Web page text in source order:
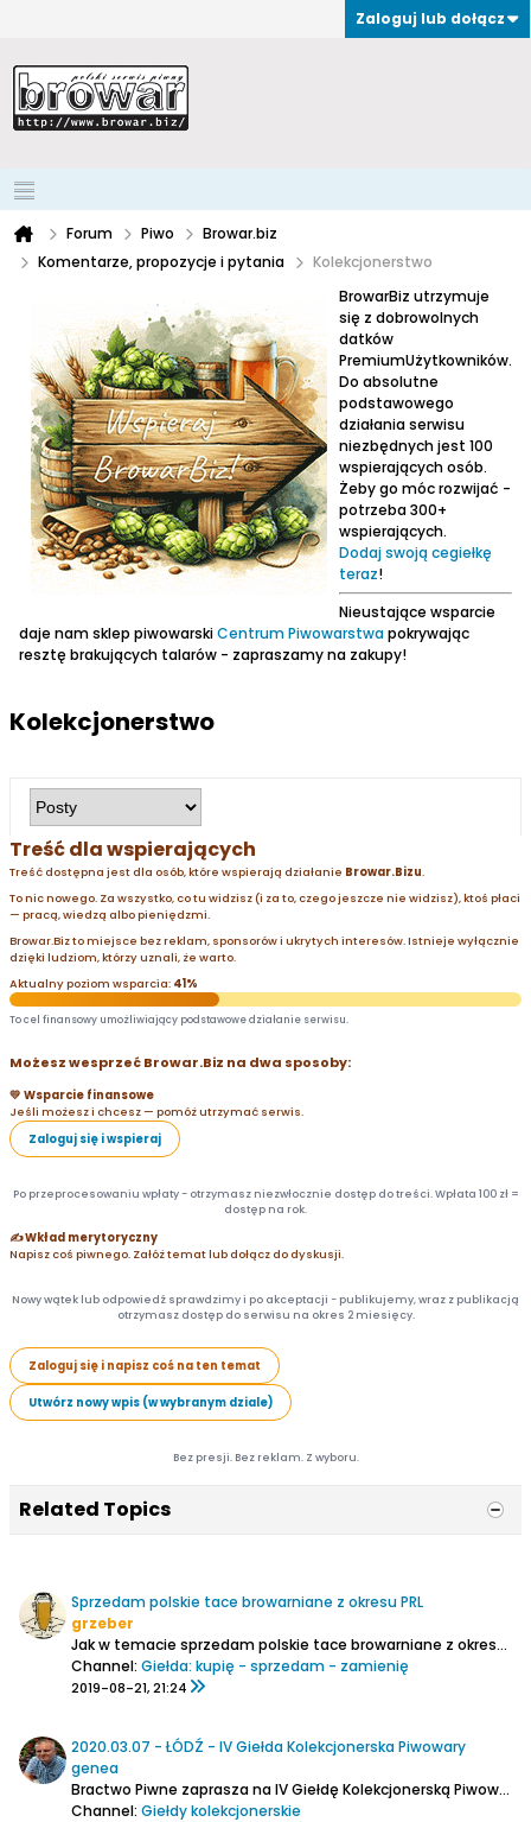
Zaloguj lub dołącz
Forum Piwo
Browar.biz
Komentarze, propozycje i pytania
Kolekcjonerstwo
BrowarBiz utrzymuje
się z dobrowolnych
datków
PremiumUżytkowników.
Do absolutne
podstawowego
działania serwisu
niezbędnych jest 100
wspierających osób.
Żeby go móc rozwijać -
potrzeba 300+
wspierających.
Dodaj swoją cegiełkę
teraz!
Nieustające wsparcie
daje nam sklep piwowarskiCentrum Piwowarstwapokrywając
resztę brakujących talarów - zapraszamy na zakupy!
Kolekcjonerstwo
Treść dla wspierających
Treść dostępna jest dla osób, które wspierają działanie Browar.Bizu.
To nic nowego. Za wszystko, co tu widzisz (i za to, czego jeszcze nie widzisz), ktoś płaci
— pracą, wiedzą albo pieniędzmi.
Browar.Biz to miejsce bez reklam, sponsorów i ukrytych interesów. Istnieje wyłącznie
dzięki ludziom, którzy uznali, że warto.
Aktualny poziom wsparcia: 41%
To cel finansowy umożliwiający podstawowe działanie serwisu.
Możesz wesprzeć Browar.Biz na dwa sposoby:
💛 Wsparcie finansowe
Jeśli możesz i chcesz — pomóż utrzymać serwis.
Zaloguj się i wspieraj
Po przeprocesowaniu wpłaty - otrzymasz niezwłocznie dostęp do treści. Wpłata 100 zł =
dostęp na rok.
✍️ Wkład merytoryczny
Napisz coś piwnego. Załóż temat lub dołącz do dyskusji.
Nowy wątek lub odpowiedź sprawdzimy i po akceptacji - publikujemy, wraz z publikacją
otrzymasz dostęp do serwisu na okres 2 miesięcy.
Zaloguj się i napisz coś na ten temat
Utwórz nowy wpis (w wybranym dziale)
Bez presji. Bez reklam. Z wyboru.
Related Topics
Sprzedam polskie tace browarniane z okresu PRL
grzeber
Jak w temacie sprzedam polskie tace browarniane z okresu PRL. Większość tac ma z tyłu nalepiony niewidoczny od przodu haczyk do powieszenia.
Channel: Giełda: kupię - sprzedam - zamienię
2019-08-21, 21:24
2020.03.07 - ŁÓDŹ - IV Giełda Kolekcjonerska Piwowary
genea
Bractwo Piwne zaprasza na IV Giełdę Kolekcjonerską Piwowary. Odbędzie się ona w sobotę 7 marca w godz.13-18 podczas Targów Piw Regionalnych "Piwowary 2020". Wstęp na giełdę w cenie biletu na targi.
Channel: Giełdy kolekcjonerskie